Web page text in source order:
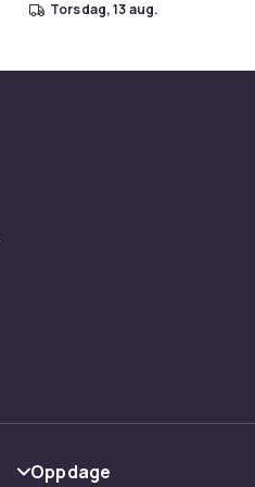
torsdag, 13 aug.
Oppdage